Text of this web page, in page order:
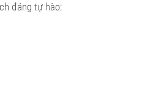
đáng tự hào: